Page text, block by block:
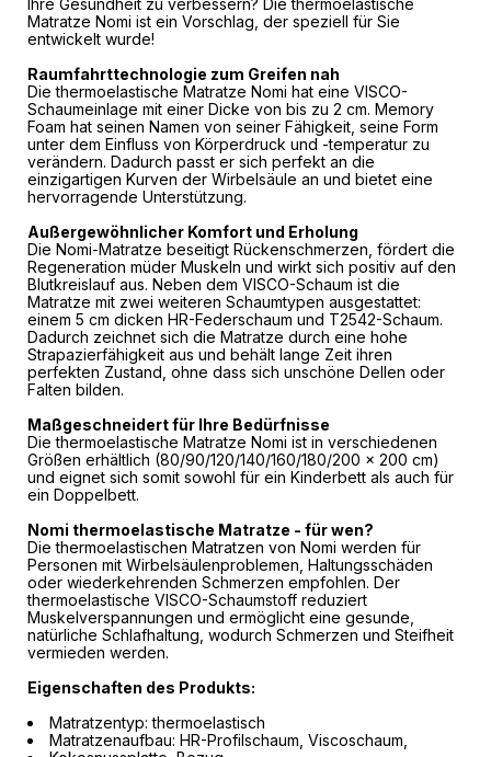
Ihre Gesundheit zu verbessern? Die thermoelastische
Matratze Nomi ist ein Vorschlag, der speziell für Sie
entwickelt wurde!
Raumfahrttechnologie zum Greifen nah
Die thermoelastische Matratze Nomi hat eine VISCO-
Schaumeinlage mit einer Dicke von bis zu 2 cm. Memory
Foam hat seinen Namen von seiner Fähigkeit, seine Form
unter dem Einfluss von Körperdruck und -temperatur zu
verändern. Dadurch passt er sich perfekt an die
einzigartigen Kurven der Wirbelsäule an und bietet eine
hervorragende Unterstützung.
Außergewöhnlicher Komfort und Erholung
Die Nomi-Matratze beseitigt Rückenschmerzen, fördert die
Regeneration müder Muskeln und wirkt sich positiv auf den
Blutkreislauf aus. Neben dem VISCO-Schaum ist die
Matratze mit zwei weiteren Schaumtypen ausgestattet:
einem 5 cm dicken HR-Federschaum und T2542-Schaum.
Dadurch zeichnet sich die Matratze durch eine hohe
Strapazierfähigkeit aus und behält lange Zeit ihren
perfekten Zustand, ohne dass sich unschöne Dellen oder
Falten bilden.
Maßgeschneidert für Ihre Bedürfnisse
Die thermoelastische Matratze Nomi ist in verschiedenen
Größen erhältlich (80/90/120/140/160/180/200 x 200 cm)
und eignet sich somit sowohl für ein Kinderbett als auch für
ein Doppelbett.
Nomi thermoelastische Matratze - für wen?
Die thermoelastischen Matratzen von Nomi werden für
Personen mit Wirbelsäulenproblemen, Haltungsschäden
oder wiederkehrenden Schmerzen empfohlen. Der
thermoelastische VISCO-Schaumstoff reduziert
Muskelverspannungen und ermöglicht eine gesunde,
natürliche Schlafhaltung, wodurch Schmerzen und Steifheit
vermieden werden.
Eigenschaften des Produkts:
Matratzentyp: thermoelastisch
Matratzenaufbau: HR-Profilschaum, Viscoschaum,